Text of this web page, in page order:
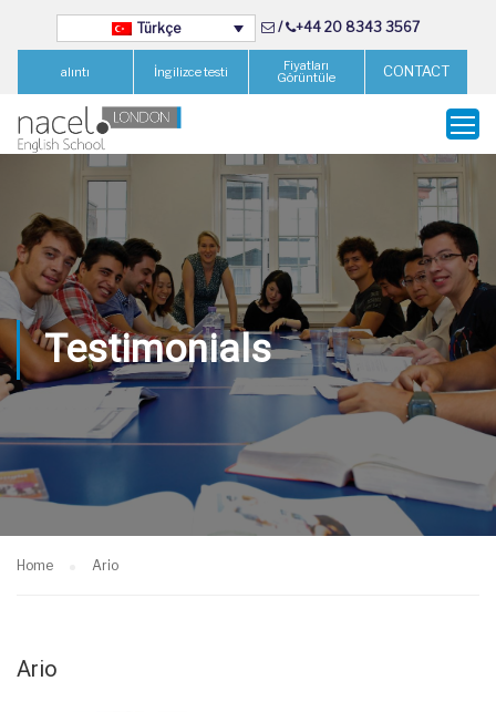
Türkçe / +44 20 8343 3567
alıntı İngilizce testi Fiyatları
Görüntüle CONTACT
Testimonials
Home Ario
Ario